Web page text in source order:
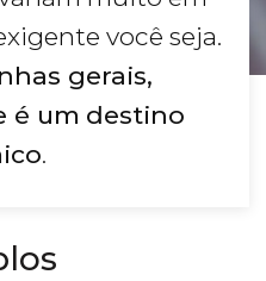
você seja.
gerais,
é um destino
.